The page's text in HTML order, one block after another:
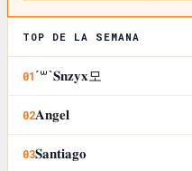
TOP DE LA SEMANA
01´꒳`𝐒𝐧𝐳𝐲𝐱모
02𝐀𝐧𝐠𝐞𝐥
03𝐒𝐚𝐧𝐭𝐢𝐚𝐠𝐨